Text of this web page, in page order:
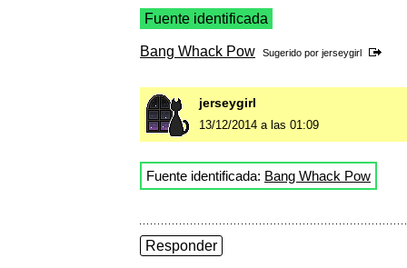
Fuente identificada
Bang Whack Pow Sugerido por jerseygirl
jerseygirl
13/12/2014 a las 01:09
Fuente identificada: Bang Whack Pow
Responder